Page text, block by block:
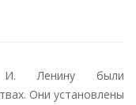
И. Ленину были
Они установлены